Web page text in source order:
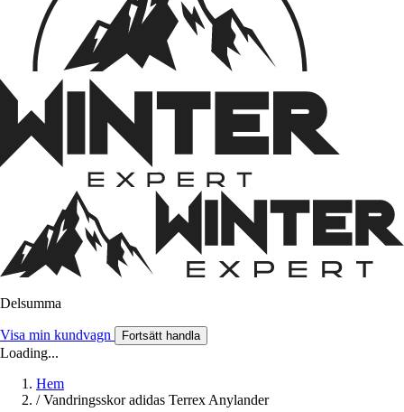
Delsumma
Visa min kundvagn Fortsätt handla
Loading...
Hem
/ Vandringsskor adidas Terrex Anylander